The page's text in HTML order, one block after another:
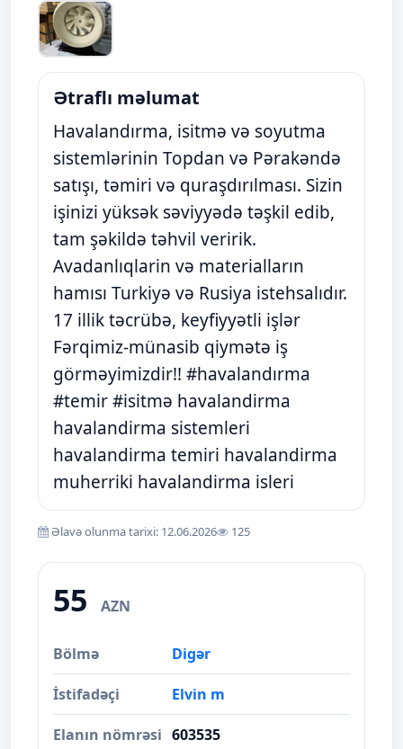
Ətraflı məlumat
Havalandırma, isitmə və soyutma
sistemlərinin Topdan və Pərakəndə
satışı, təmiri və quraşdırılması. Sizin
işinizi yüksək səviyyədə təşkil edib,
tam şəkildə təhvil veririk.
Avadanlıqlarin və materialların
hamısı Turkiyə və Rusiya istehsalıdır.
17 illik təcrübə, keyfiyyətli işlər
Fərqimiz-münasib qiymətə iş
görməyimizdir!! #havalandırma
#temir #isitmə havalandirma
havalandirma sistemleri
havalandirma temiri havalandirma
muherriki havalandirma isleri
Əlavə olunma tarixi: 12.06.2026 125
55 AZN
Bölmə Digər
İstifadəçi Elvin m
Elanın nömrəsi 603535